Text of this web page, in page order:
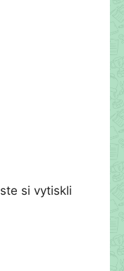
si vytiskli